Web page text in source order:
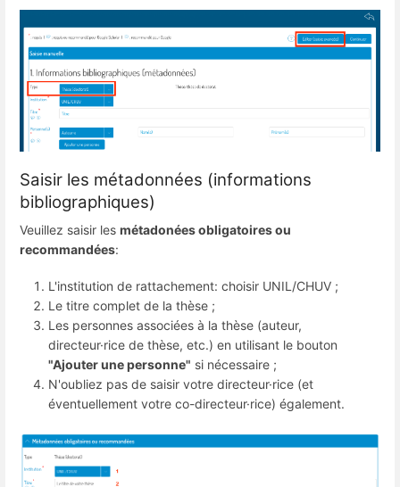
Saisir les métadonnées (informations
bibliographiques)
Veuillez saisir les métadonées obligatoires ou
recommandées:
L'institution de rattachement: choisir UNIL/CHUV ;
Le titre complet de la thèse ;
Les personnes associées à la thèse (auteur,
directeur·rice de thèse, etc.) en utilisant le bouton
"Ajouter une personne" si nécessaire ;
N'oubliez pas de saisir votre directeur·rice (et
éventuellement votre co-directeur·rice) également.